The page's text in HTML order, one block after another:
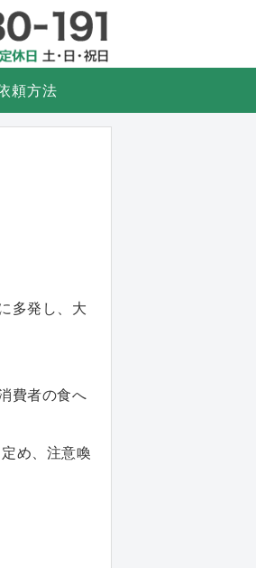
頼方法
多発し、大
費者の食へ
め、注意喚